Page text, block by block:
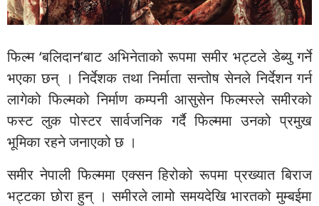
फिल्म ‘बलिदान’बाट अभिनेताको रूपमा समीर भट्टले डेब्यु गर्ने
भएका छन् । निर्देशक तथा निर्माता सन्तोष सेनले निर्देशन गर्न
लागेको फिल्मको निर्माण कम्पनी आसुसेन फिल्मस्ले समीरको
फस्ट लुक पोस्टर सार्वजनिक गर्दै फिल्ममा उनको प्रमुख
भूमिका रहने जनाएको छ ।
समीर नेपाली फिल्ममा एक्सन हिरोको रूपमा प्रख्यात बिराज
भट्टका छोरा हुन् । समीरले लामो समयदेखि भारतको मुम्बईमा